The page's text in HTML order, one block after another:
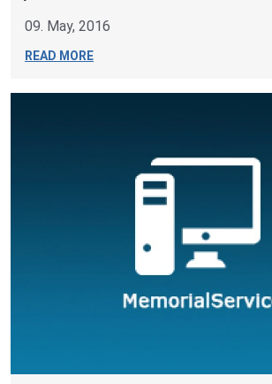
09. May, 2016
READ MORE